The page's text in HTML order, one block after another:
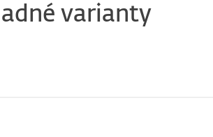
varianty